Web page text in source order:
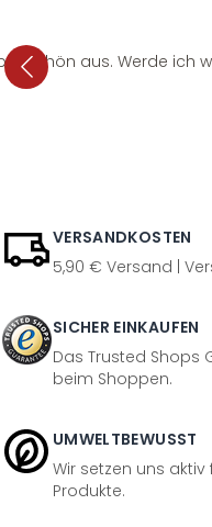
schön aus. Werde ich
VERSANDKOSTEN
5,90 € Versand |
SICHER EINKAUFEN
Das Trusted Shops
beim Shoppen.
UMWELTBEWUSST
Wir setzen uns
Produkte.